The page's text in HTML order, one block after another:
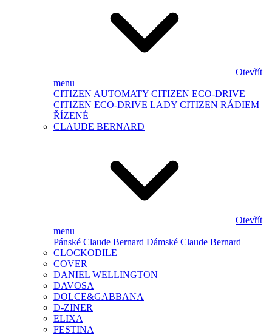
Otevřít
menu
CITIZEN AUTOMATY CITIZEN ECO-DRIVE
CITIZEN ECO-DRIVE LADY CITIZEN RÁDIEM
ŘÍZENÉ
CLAUDE BERNARD
Otevřít
menu
Pánské Claude Bernard Dámské Claude Bernard
CLOCKODILE
COVER
DANIEL WELLINGTON
DAVOSA
DOLCE&GABBANA
D-ZINER
ELIXA
FESTINA